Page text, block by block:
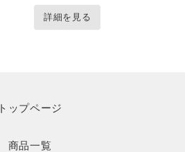
イアンラック
詳細を見る
トップページ
商品一覧